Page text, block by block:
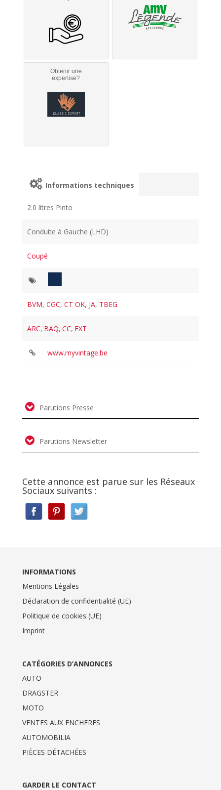
Obtenir une
expertise?
Informations techniques
2.0 litres Pinto
Conduite à Gauche (LHD)
Coupé
BVM,CGC,CT OK, JA, TBEG
ARC, BAQ, CC, EXT
www.myvintage.be
Parutions Presse
Parutions Newsletter
Cette annonce est parue sur les Réseaux
Sociaux suivants :
INFORMATIONS
Mentions Légales
Déclaration de confidentialité (UE)
Politique de cookies (UE)
Imprint
CATÉGORIES D’ANNONCES
AUTO
DRAGSTER
MOTO
VENTES AUX ENCHERES
AUTOMOBILIA
PIÈCES DÉTACHÉES
GARDER LE CONTACT